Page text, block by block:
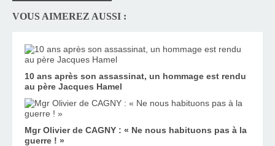
VOUS AIMEREZ AUSSI :
10 ans après son assassinat, un hommage est rendu
au père Jacques Hamel
Mgr Olivier de CAGNY : « Ne nous habituons pas à la
guerre ! »